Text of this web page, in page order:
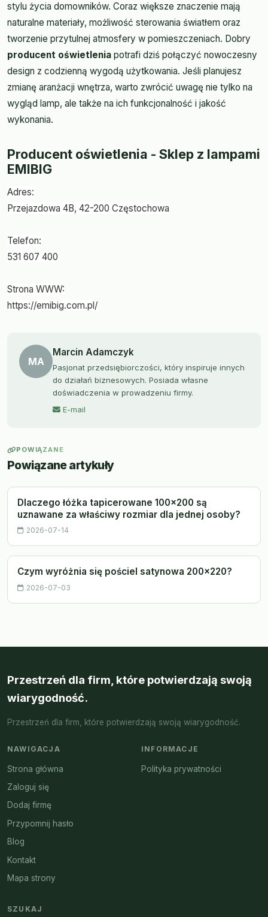
stylu życia domowników. Coraz większe znaczenie mają
naturalne materiały, możliwość sterowania światłem oraz
tworzenie przytulnej atmosfery w pomieszczeniach. Dobry
producent oświetlenia potrafi dziś połączyć nowoczesny
design z codzienną wygodą użytkowania. Jeśli planujesz
zmianę aranżacji wnętrza, warto zwrócić uwagę nie tylko na
wygląd lamp, ale także na ich funkcjonalność i jakość
wykonania.
Producent oświetlenia - Sklep z lampami
EMIBIG
Adres:
Przejazdowa 4B, 42-200 Częstochowa
Telefon:
531 607 400
Strona WWW:
https://emibig.com.pl/
MA
Marcin Adamczyk
Pasjonat przedsiębiorczości, który inspiruje innych
do działań biznesowych. Posiada własne
doświadczenia w prowadzeniu firmy.
E-mail
POWIĄZANE
Powiązane artykuły
Dlaczego łóżka tapicerowane 100x200 są
uznawane za właściwy rozmiar dla jednej osoby?
2026-07-14
Czym wyróżnia się pościel satynowa 200x220?
2026-07-03
Przestrzeń dla firm, które potwierdzają swoją
wiarygodność.
Przestrzeń dla firm, które potwierdzają swoją wiarygodność.
NAWIGACJA
Strona główna
Zaloguj się
Dodaj firmę
Przypomnij hasło
Blog
Kontakt
Mapa strony
INFORMACJE
Polityka prywatności
SZUKAJ